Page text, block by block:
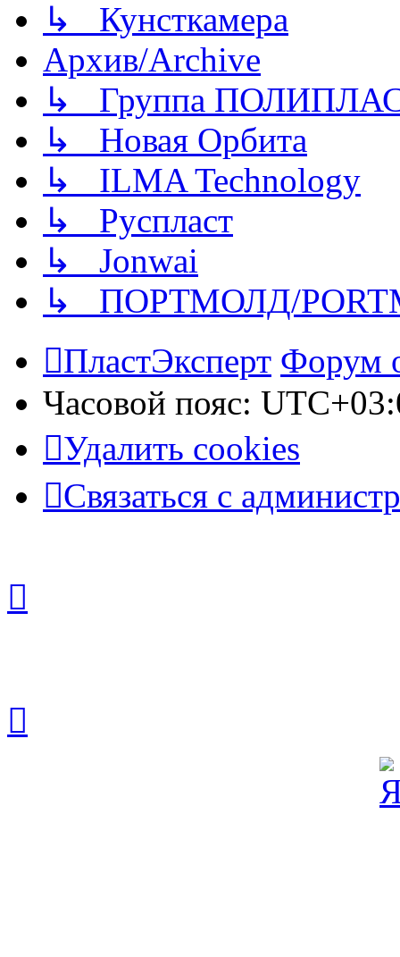
↳ Кунсткамера
Архив/Archive
↳ Группа
↳ Новая Орбита
↳ ILMA Technology
↳ Руспласт
↳ Jonwai
↳ ПОРТМОЛД/
ПластЭксперт Форум
Часовой пояс:
Удалить cookies
Связаться с